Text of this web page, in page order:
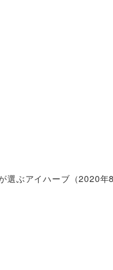
選ぶアイハーブ（2020年